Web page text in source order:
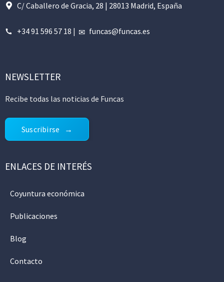
C/ Caballero de Gracia, 28 | 28013 Madrid, España
+34 91 596 57 18 | funcas@funcas.es
NEWSLETTER
Recibe todas las noticias de Funcas
Suscribirse
ENLACES DE INTERÉS
Coyuntura económica
Publicaciones
Blog
Contacto